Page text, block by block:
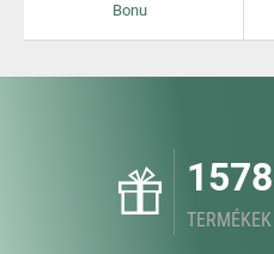
Bonu
TERMÉKEK